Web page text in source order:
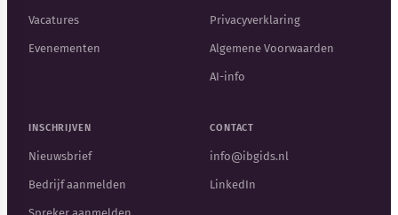
Vacatures
Evenementen
Privacyverklaring
Algemene Voorwaarden
AI-info
INSCHRIJVEN
Nieuwsbrief
Bedrijf aanmelden
CONTACT
info@ibgids.nl
LinkedIn